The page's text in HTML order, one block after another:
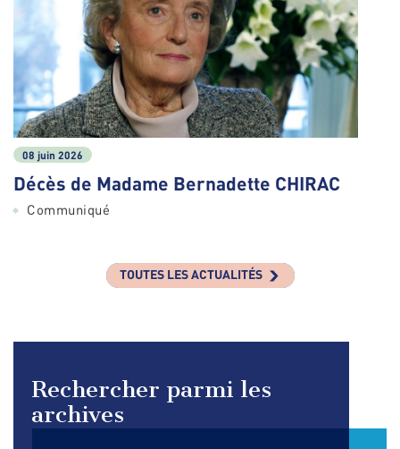
08 juin 2026
Décès de Madame Bernadette CHIRAC
Communiqué
TOUTES LES ACTUALITÉS
Rechercher parmi les
archives